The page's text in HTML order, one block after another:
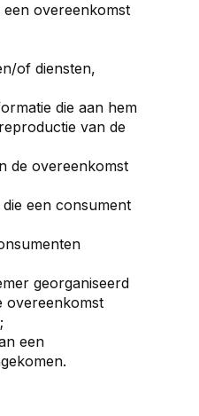
overeenkomst
of diensten,
die aan hem
van de
de overeenkomst
een consument
georganiseerd
overeenkomst
een